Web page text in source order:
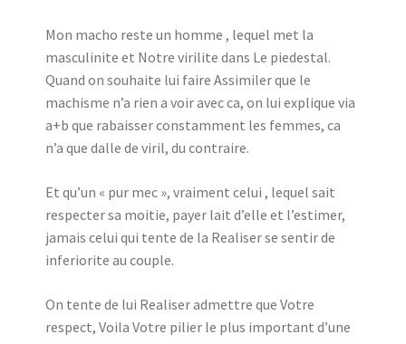
Mon macho reste un homme , lequel met la
masculinite et Notre virilite dans Le piedestal.
Quand on souhaite lui faire Assimiler que le
machisme n’a rien a voir avec ca, on lui explique via
a+b que rabaisser constamment les femmes, ca
n’a que dalle de viril, du contraire.
Et qu’un « pur mec », vraiment celui , lequel sait
respecter sa moitie, payer lait d’elle et l’estimer,
jamais celui qui tente de la Realiser se sentir de
inferiorite au couple.
On tente de lui Realiser admettre que Votre
respect, Voila Votre pilier le plus important d’une